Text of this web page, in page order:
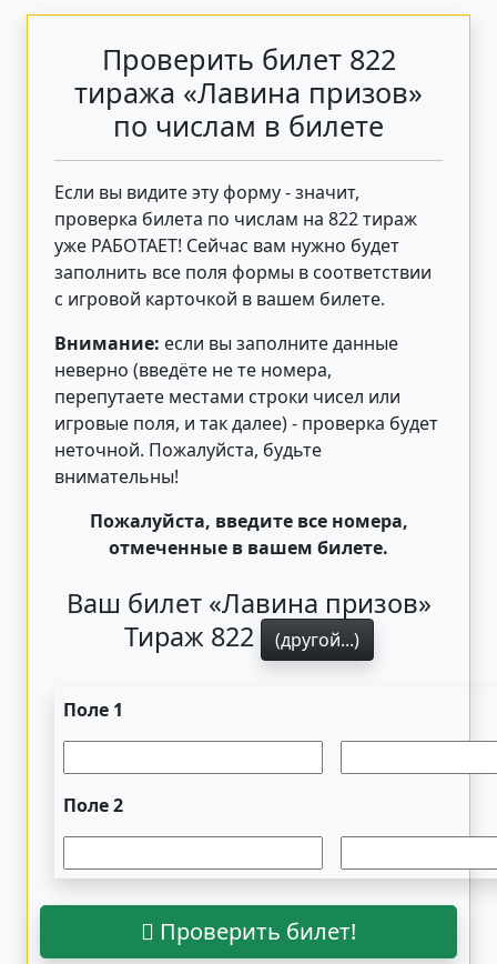
Проверить билет 822
тиража «Лавина призов»
по числам в билете
Если вы видите эту форму - значит,
проверка билета по числам на 822 тираж
уже РАБОТАЕТ! Сейчас вам нужно будет
заполнить все поля формы в соответствии
с игровой карточкой в вашем билете.
Внимание: если вы заполните данные
неверно (введёте не те номера,
перепутаете местами строки чисел или
игровые поля, и так далее) - проверка будет
неточной. Пожалуйста, будьте
внимательны!
Пожалуйста, введите все номера,
отмеченные в вашем билете.
Ваш билет «Лавина призов»
Тираж 822
(другой...)
Поле 1
Поле 2
Проверить билет!